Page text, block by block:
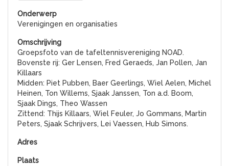
Verenigingen en organisaties
Groepsfoto van de tafeltennisvereniging NOAD.
Bovenste rij: Ger Lensen, Fred Geraeds, Jan Pollen, Jan
Killaars
Midden: Piet Pubben, Baer Geerlings, Wiel Aelen, Michel
Heinen, Ton Willems, Sjaak Janssen, Ton a.d. Boom,
Sjaak Dings, Theo Wassen
Zittend: Thijs Killaars, Wiel Feuler, Jo Gommans, Martin
Peters, Sjaak Schrijvers, Lei Vaessen, Hub Simons.